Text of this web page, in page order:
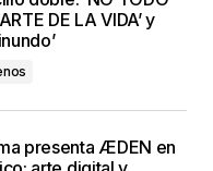
DE LA VIDA’ y
presenta ÆDEN en